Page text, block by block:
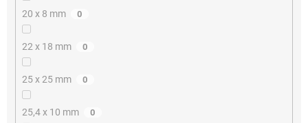
20 x 8 mm 0
22 x 18 mm 0
25 x 25 mm 0
25,4 x 10 mm 0